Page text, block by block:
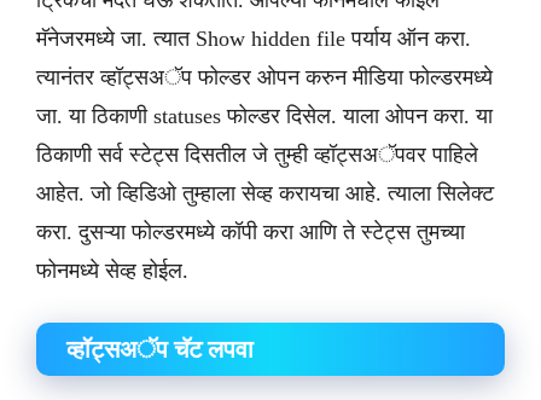
मॅनेजरमध्ये जा. त्यात Show hidden file पर्याय ऑन करा.
त्यानंतर व्हॉट्सअॅप फोल्डर ओपन करुन मीडिया फोल्डरमध्ये
जा. या ठिकाणी statuses फोल्डर दिसेल. याला ओपन करा. या
ठिकाणी सर्व स्टेट्स दिसतील जे तुम्ही व्हॉट्सअॅपवर पाहिले
आहेत. जो व्हिडिओ तुम्हाला सेव्ह करायचा आहे. त्याला सिलेक्ट
करा. दुसऱ्या फोल्डरमध्ये कॉपी करा आणि ते स्टेट्स तुमच्या
फोनमध्ये सेव्ह होईल.
​व्हॉट्सअॅप चॅट लपवा